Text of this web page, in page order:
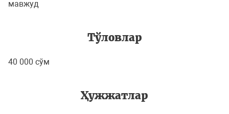
мавжуд
Тўловлар
40 000 сўм
Ҳужжатлар